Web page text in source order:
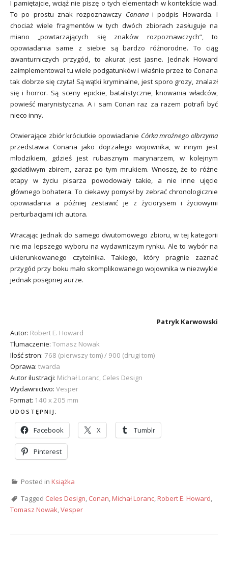
I pamiętajcie, wciąż nie piszę o tych elementach w kontekście wad.
To po prostu znak rozpoznawczy Conanai podpis Howarda. I
chociaż wiele fragmentów w tych dwóch zbiorach zasługuje na
miano „powtarzających się znaków rozpoznawczych”, to
opowiadania same z siebie są bardzo różnorodne. To ciąg
awanturniczych przygód, to akurat jest jasne. Jednak Howard
zaimplementował tu wiele podgatunków i właśnie przez to Conana
tak dobrze się czyta! Są wątki kryminalne, jest sporo grozy, znalazł
się i horror. Są sceny epickie, batalistyczne, knowania władców,
powieść marynistyczna. A i sam Conan raz za razem potrafi być
nieco inny.
Otwierające zbiór króciutkie opowiadanie Córka mroźnego olbrzyma
przedstawia Conana jako dojrzałego wojownika, w innym jest
młodzikiem, gdzieś jest rubasznym marynarzem, w kolejnym
gadatliwym zbirem, zaraz po tym mrukiem. Wnoszę, że to różne
etapy w życiu pisarza powodowały takie, a nie inne ujęcie
głównego bohatera. To ciekawy pomysł by zebrać chronologicznie
opowiadania a później zestawić je z życiorysem i życiowymi
perturbacjami ich autora.
Wracając jednak do samego dwutomowego zbioru, w tej kategorii
nie ma lepszego wyboru na wydawniczym rynku. Ale to wybór na
ukierunkowanego czytelnika. Takiego, który pragnie zaznać
przygód przy boku mało skomplikowanego wojownika w niezwykle
jednak posępnej aurze.
Patryk Karwowski
Autor: Robert E. Howard
Tłumaczenie: Tomasz Nowak
Ilość stron: 768 (pierwszy tom) / 900 (drugi tom)
Oprawa: twarda
Autor ilustracji: Michał Loranc, Celes Design
Wydawnictwo: Vesper
Format: 140 x 205 mm
UDOSTĘPNIJ:
Facebook X Tumblr
Pinterest
Posted in Książka
Tagged Celes Design, Conan,Michał Loranc,Robert E. Howard,
Tomasz Nowak,Vesper